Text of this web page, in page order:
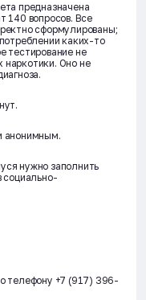
предназначена
140 вопросов. Все
сформулированы;
каких-то
тестирование не
Оно не
анонимным.
нужно заполнить
социально-
телефону +7 (917) 396-